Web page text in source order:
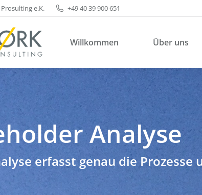
e.K. +49 40 39 900 651
Willkommen Über uns
Analyse
erfasst genau die
Willkommen Über uns